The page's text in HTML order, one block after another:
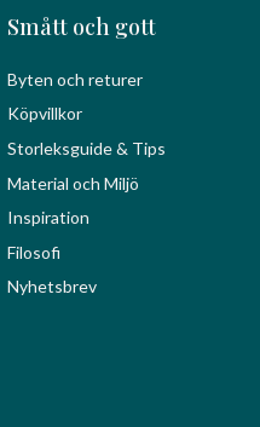
Smått och gott
Byten och returer
Köpvillkor
Storleksguide & Tips
Material och Miljö
Inspiration
Filosofi
Nyhetsbrev